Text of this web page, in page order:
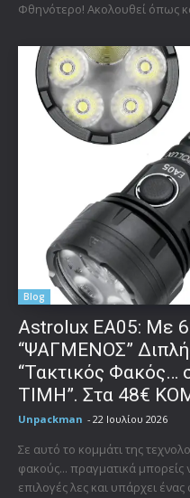
Φθηνότερο! Ακολουθεί όπως
Blog
Astrolux ΕΑ05: Με
“ΨΑΓΜΕΝΟΣ”
“Τακτικός Φακός…
ΤΙΜΗ”. Στα 48€
Unpackman - 22 Ιουλίου 2026
Σε αυτό το κομμάτι της
φακούς... πραγματικά μπορείς
επιλογές λες και υπάρχει ένας